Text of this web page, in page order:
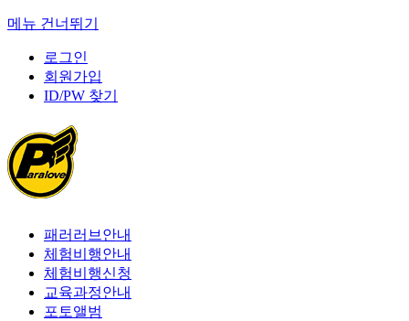
메뉴 건너뛰기
로그인
회원가입
ID/PW 찾기
패러러브안내
체험비행안내
체험비행신청
교육과정안내
포토앨범